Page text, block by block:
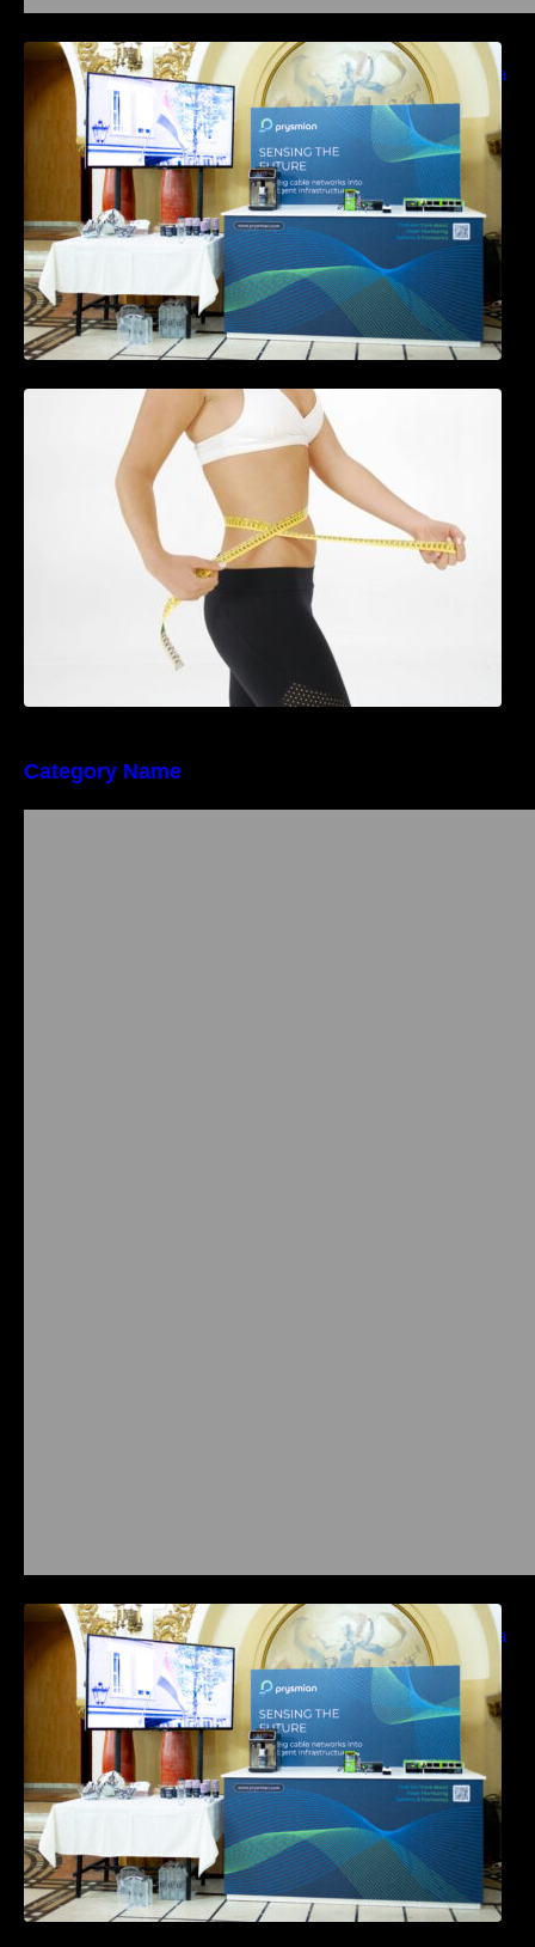
Prysmian aduce la COMM26 tehnologii de
sensing si Digital Energy pentru monitorizarea
in timp real a infrastrucrutilor critice
Tratamentul Wegovy® generează o scădere
în greutate de până la 22,6% la femei în
perioada menopauzei și reduce la jumătate
riscul de migrene
Category Name
Prysmian aduce la COMM26 tehnologii de
sensing si Digital Energy pentru monitorizarea
in timp real a infrastrucrutilor critice